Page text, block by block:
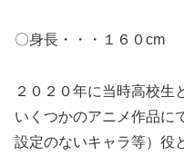
〇身長・・・１６０cm
２０２０年に当時高校生
いくつかのアニメ作品に
設定のないキャラ等）役